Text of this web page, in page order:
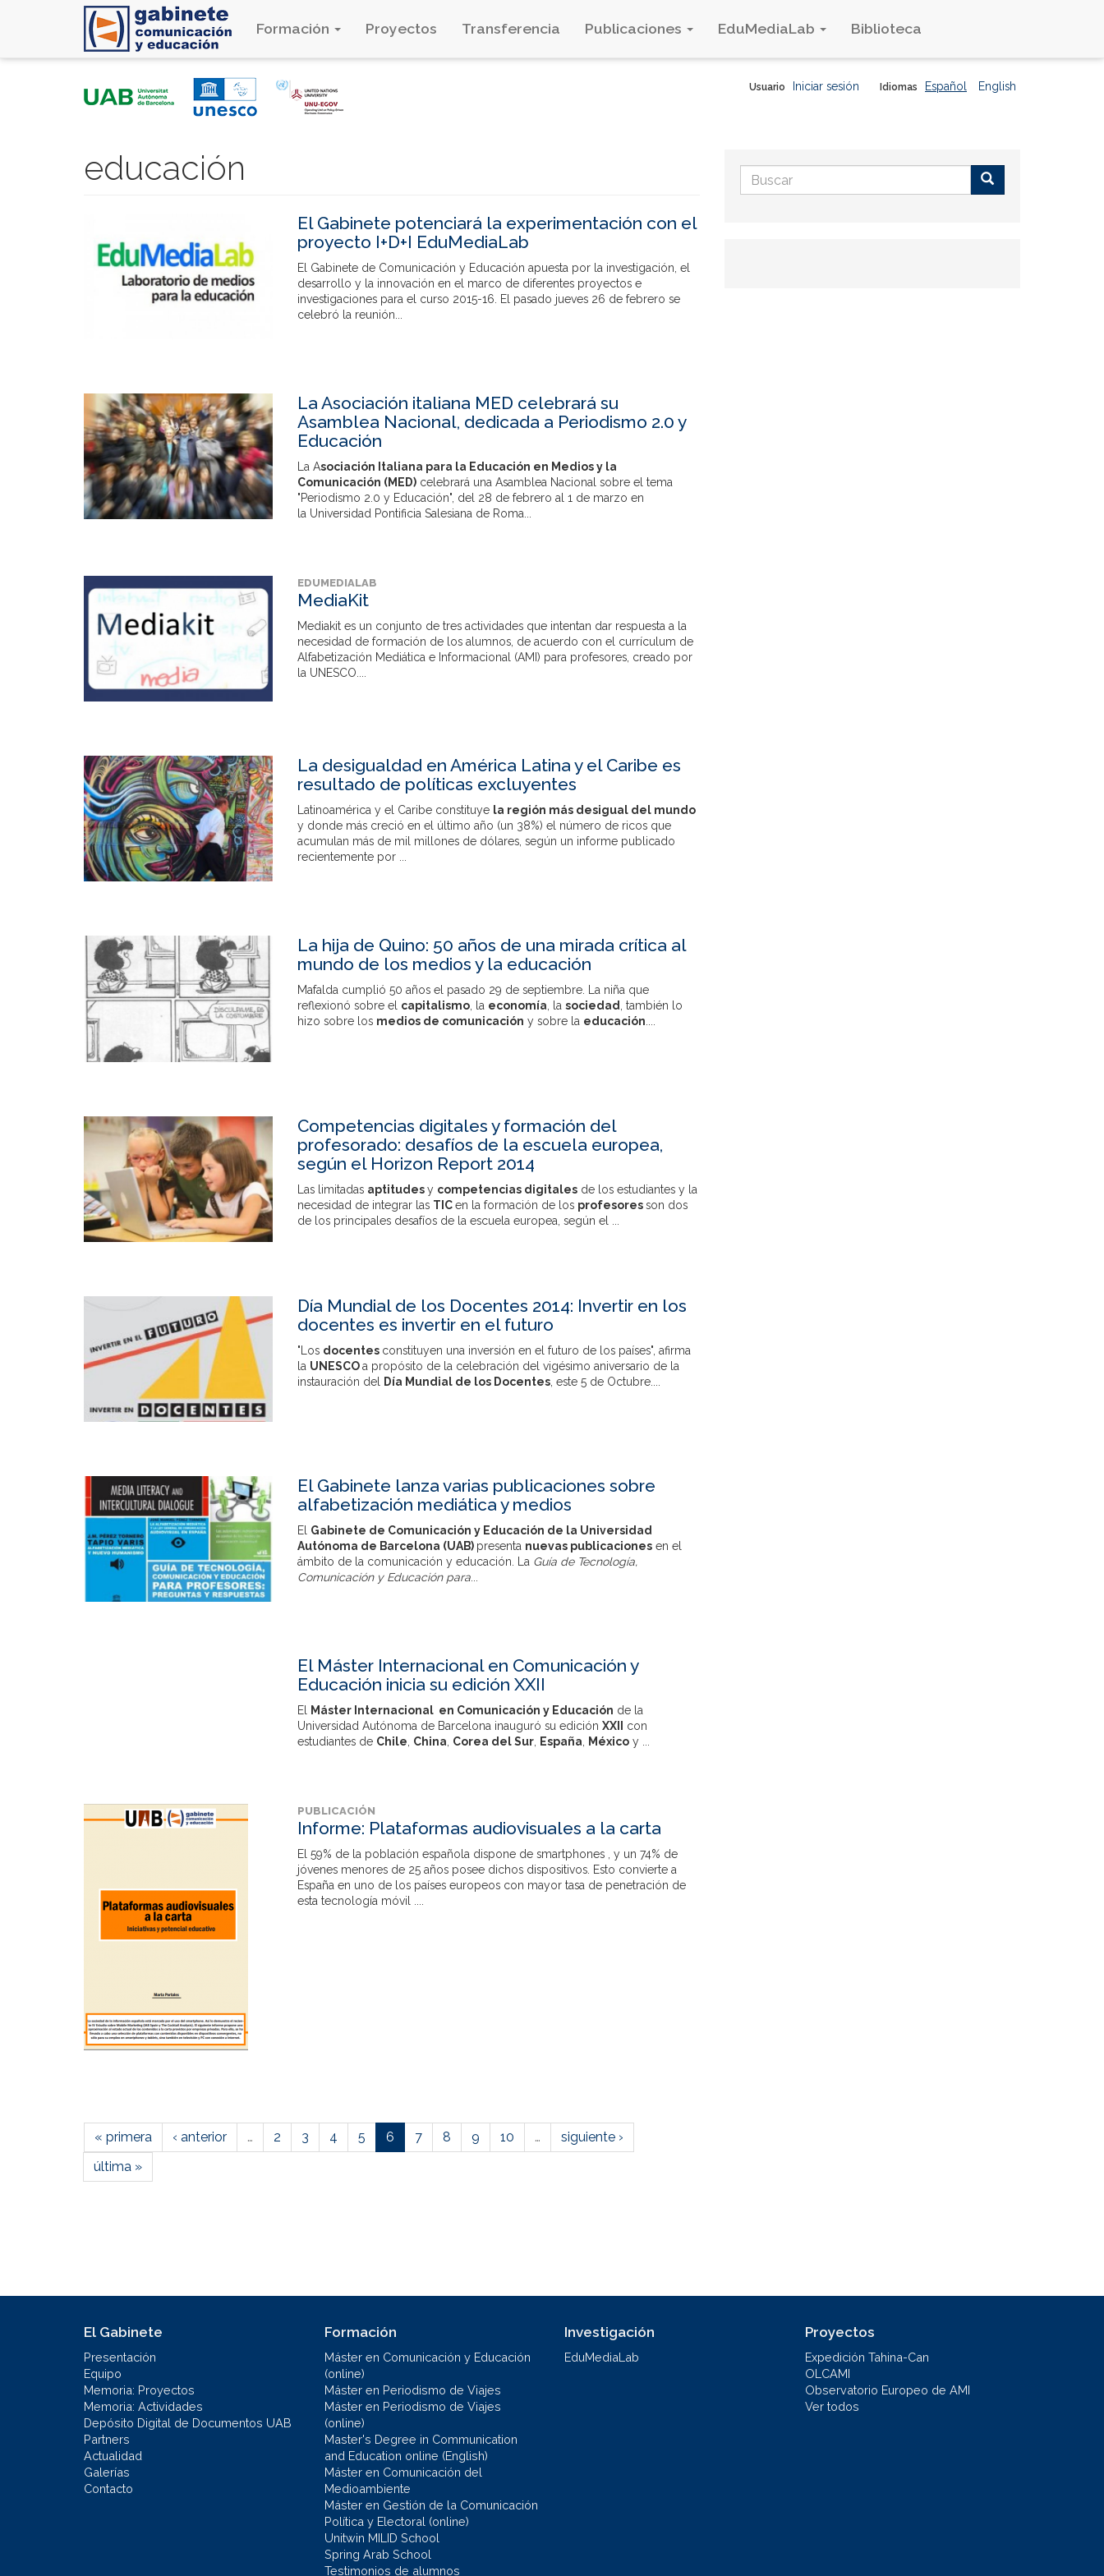
Formación Proyectos Transferencia Publicaciones EduMediaLab Biblioteca
Idiomas Español English
Usuario Iniciar sesión
educación
El Gabinete potenciará la experimentación con el
proyecto I+D+I EduMediaLab
El Gabinete de Comunicación y Educación apuesta por la investigación, el
desarrollo y la innovación en el marco de diferentes proyectos e
investigaciones para el curso 2015-16. El pasado jueves 26 de febrero se
celebró la reunión...
La Asociación italiana MED celebrará su
Asamblea Nacional, dedicada a Periodismo 2.0 y
Educación
La Asociación Italiana para la Educación en Medios y la
Comunicación (MED)celebrará una Asamblea Nacional sobre el tema
"Periodismo 2.0 y Educación", del 28 de febrero al 1 de marzo en
la Universidad Pontificia Salesiana de Roma...
EDUMEDIALAB
MediaKit
Mediakit es un conjunto de tres actividades que intentan dar respuesta a la
necesidad de formación de los alumnos, de acuerdo con el currículum de
Alfabetización Mediática e Informacional (AMI) para profesores, creado por
la UNESCO....
La desigualdad en América Latina y el Caribe es
resultado de políticas excluyentes
Latinoamérica y el Caribe constituye la región más desigual del mundo
y donde más creció en el último año (un 38%) el número de ricos que
acumulan más de mil millones de dólares, según un informe publicado
recientemente por ...
La hija de Quino: 50 años de una mirada crítica al
mundo de los medios y la educación
Mafalda cumplió 50 años el pasado 29 de septiembre. La niña que
reflexionó sobre el capitalismo, la economía, la sociedad, también lo
hizo sobre los medios de comunicación y sobre la educación....
Competencias digitales y formación del
profesorado: desafíos de la escuela europea,
según el Horizon Report 2014
Las limitadas aptitudesy competencias digitalesde los estudiantes y la
necesidad de integrar las TICen la formación de los profesoresson dos
de los principales desafíos de la escuela europea, según el
Día Mundial de los Docentes 2014: Invertir en los
docentes es invertir en el futuro
"Los docentes constituyen una inversión en el futuro de los países", afirma
la UNESCOa propósito de la celebración del vigésimo aniversario de la
instauración del
Día Mundial de los Docentes, este 5 de Octubre....
El Gabinete lanza varias publicaciones sobre
alfabetización mediática y medios
El Gabinete de Comunicación y Educación de la Universidad
Autónoma de Barcelona (UAB) presenta nuevas publicacionesen el
ámbito de la comunicación y educación. La Guía de Tecnología,
Comunicación y Educación para...
El Máster Internacional en Comunicación y
Educación inicia su edición XXII
El Máster Internacional en Comunicación y Educación de la
Universidad Autónoma de Barcelona inauguró su edición XXII
con
estudiantes de Chile China Corea del Sur, España Méxicoy
PUBLICACIÓN
Informe: Plataformas audiovisuales a la carta
El 59% de la población española dispone de smartphones , y un 74% de
jóvenes menores de 25 años posee dichos dispositivos. Esto convierte a
España en uno de los países europeos con mayor tasa de penetración de
esta tecnología móvil ....
« primera ‹ anterior … 2 3 4 5 6 7 8 9 10 …
siguiente ›
última »
Formulario
de
El Gabinete
Presentación
Equipo
Memoria: Proyectos
Memoria: Actividades
Depósito Digital de Documentos UAB
Partners
Actualidad
Galerías
Contacto
Formación
Máster en Comunicación y Educación
(online)
Máster en Periodismo de Viajes
Máster en Periodismo de Viajes
(online)
Master's Degree in Communication
and Education online (English)
Máster en Comunicación del
Medioambiente
Máster en Gestión de la Comunicación
Política y Electoral (online)
Unitwin MILID School
Spring Arab School
Testimonios de alumnos
Investigación
EduMediaLab
Proyectos
Expedición Tahina-Can
OLCAMI
Observatorio Europeo de AMI
Ver todos